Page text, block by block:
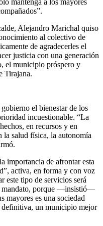
Alejandro Marichal quiso
al colectivo de
de agradecerles el
justicia con una generación
el municipio próspero y
Tirajana.
el bienestar de los
incuestionable. “La
en recursos y en
la salud física, la autonomía
importancia de afrontar esta
activa, en forma y con voz
este tipo de servicios será
mandato, porque —insistió—
mayores es una sociedad
definitiva, un municipio mejor